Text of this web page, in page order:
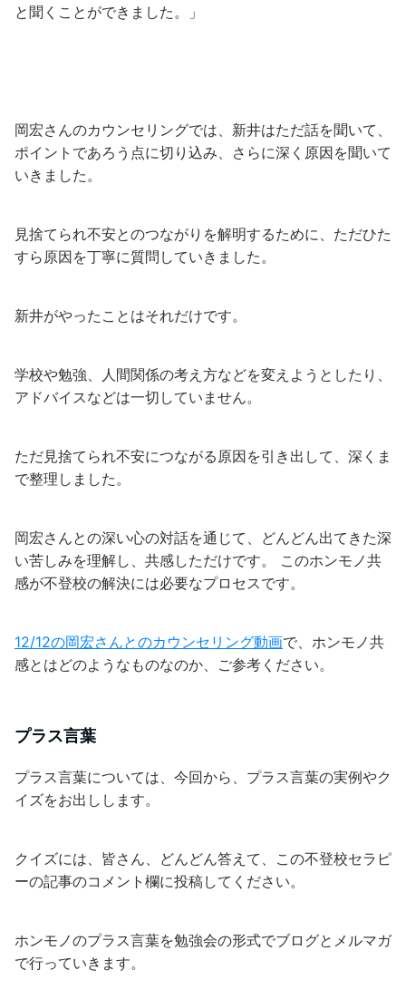
と聞くことができました。」
岡宏さんのカウンセリングでは、新井はただ話を聞いて、
ポイントであろう点に切り込み、さらに深く原因を聞いて
いきました。
見捨てられ不安とのつながりを解明するために、ただひた
すら原因を丁寧に質問していきました。
新井がやったことはそれだけです。
学校や勉強、人間関係の考え方などを変えようとしたり、
アドバイスなどは一切していません。
ただ見捨てられ不安につながる原因を引き出して、深くま
で整理しました。
岡宏さんとの深い心の対話を通じて、どんどん出てきた深
い苦しみを理解し、共感しただけです。 このホンモノ共
感が不登校の解決には必要なプロセスです。
12/12の岡宏さんとのカウンセリング動画で、ホンモノ共
感とはどのようなものなのか、ご参考ください。
プラス言葉
プラス言葉については、今回から、プラス言葉の実例やク
イズをお出しします。
クイズには、皆さん、どんどん答えて、この不登校セラピ
ーの記事のコメント欄に投稿してください。
ホンモノのプラス言葉を勉強会の形式でブログとメルマガ
で行っていきます。